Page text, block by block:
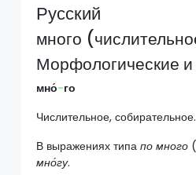
Русский
много
Морфологические и
мно́-го
Числительное, собирательное.
В выражениях типапо много
мно́гу.